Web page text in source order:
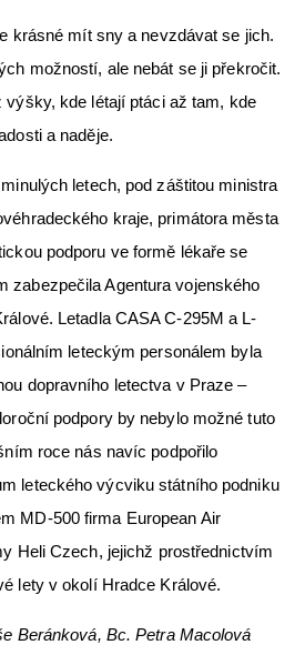
krásné mít sny a nevzdávat se jich.
možností, ale nebát se ji překročit.
kde létají ptáci až tam, kde
a naděje.
letech, pod záštitou ministra
kraje, primátora města
podporu ve formě lékaře se
zabezpečila Agentura vojenského
Letadla CASA C-295M a L-
leteckým personálem byla
dopravního letectva v Praze –
podpory by nebylo možné tuto
roce nás navíc podpořilo
leteckého výcviku státního podniku
MD-500 firma European Air
Heli Czech, jejichž prostřednictvím
lety v okolí Hradce Králové.
Beránková, Bc. Petra Macolová